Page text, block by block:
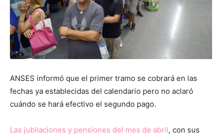
ANSES informó que el primer tramo se cobrará en las
fechas ya establecidas del calendario pero no aclaró
cuándo se hará efectivo el segundo pago.
Las jubilaciones y pensiones del mes de abril, con sus